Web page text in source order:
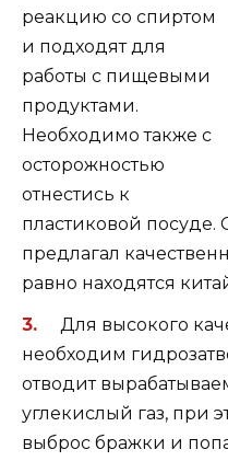
реакцию со спиртом
и подходят для
работы с пищевыми
продуктами.
Необходимо также с
осторожностью
отнестись к
пластиковой
предлагал
равно находятся
Для высокого
необходим
отводит
углекислый газ, при
выброс бражки и